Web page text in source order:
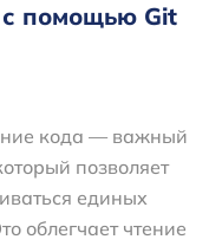
помощью Git
кода — важный
позволяет
единых
облегчает чтение